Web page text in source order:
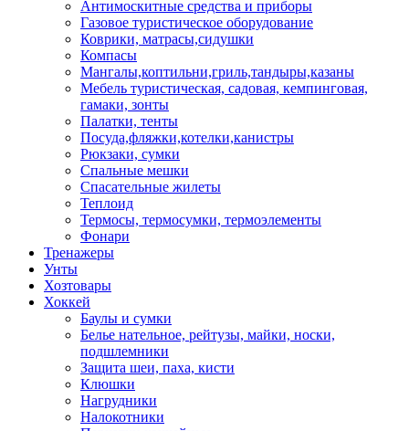
Антимоскитные средства и приборы
Газовое туристическое оборудование
Коврики, матрасы,сидушки
Компасы
Мангалы,коптильни,гриль,тандыры,казаны
Мебель туристическая, садовая, кемпинговая,
гамаки, зонты
Палатки, тенты
Посуда,фляжки,котелки,канистры
Рюкзаки, сумки
Спальные мешки
Спасательные жилеты
Теплоид
Термосы, термосумки, термоэлементы
Фонари
Тренажеры
Унты
Хозтовары
Хоккей
Баулы и сумки
Белье нательное, рейтузы, майки, носки,
подшлемники
Защита шеи, паха, кисти
Клюшки
Нагрудники
Налокотники